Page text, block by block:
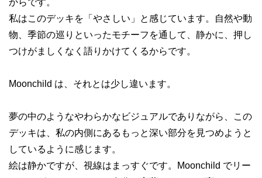
からです。
私はこのデッキを「やさしい」と感じています。自然や動
物、季節の巡りといったモチーフを通して、静かに、押し
つけがましくなく語りかけてくるからです。
Moonchild は、それとは少し違います。
夢の中のようなやわらかなビジュアルでありながら、この
デッキは、私の内側にあるもっと深い部分を見つめようと
しているように感じます。
絵は静かですが、視線はまっすぐです。Moonchild でリー